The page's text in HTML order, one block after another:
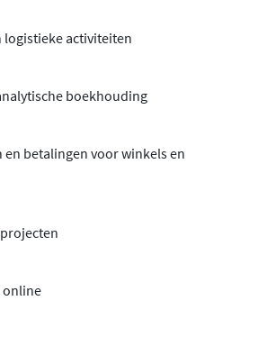
logistieke activiteiten
boekhouding
en betalingen voor winkels en
online